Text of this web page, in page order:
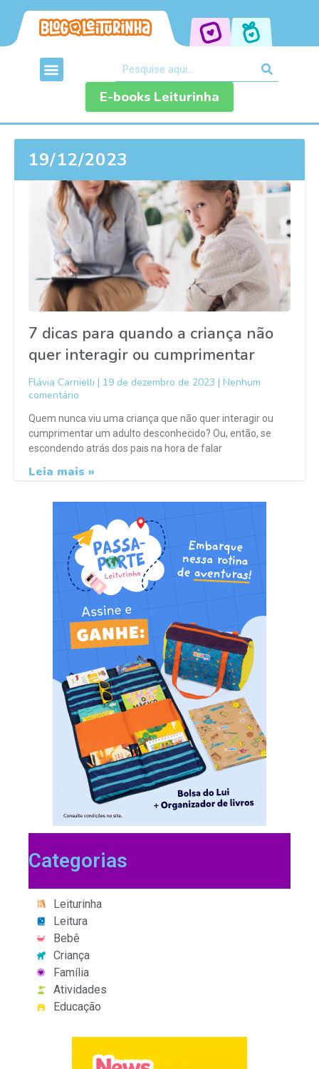
E-books Leiturinha
19/12/2023
7 dicas para quando a criança não
quer interagir ou cumprimentar
Flávia Carnielli 19 de dezembro de 2023
Nenhum
comentário
Quem nunca viu uma criança que não quer interagir ou
cumprimentar um adulto desconhecido? Ou, então, se
escondendo atrás dos pais na hora de falar
Leia mais »
Categorias
Leiturinha
Leitura
Bebê
Criança
Família
Atividades
Educação